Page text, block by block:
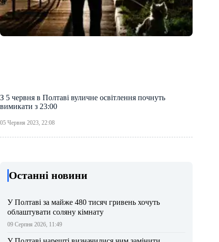
З 5 червня в Полтаві вуличне освітлення почнуть
вимикати з 23:00
05 Червня 2023, 22:08
Останні новини
У Полтаві за майже 480 тисяч гривень хочуть
облаштувати соляну кімнату
09 Серпня 2026, 11:49